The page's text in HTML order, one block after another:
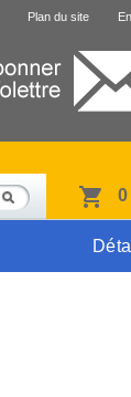
Plan du site
0